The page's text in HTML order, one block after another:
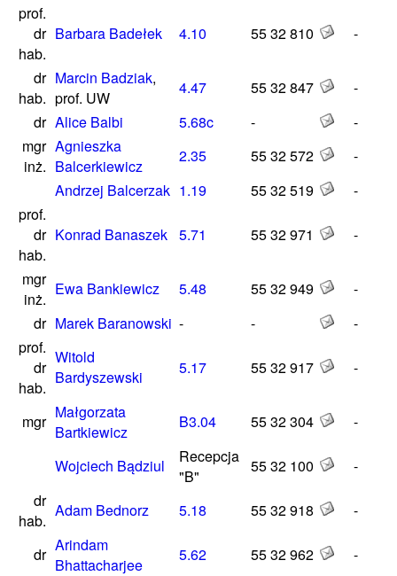
prof.
dr
hab.
Barbara Badełek 4.10 55 32 810 -
dr
hab.
Marcin Badziak,
prof. UW
4.47 55 32 847
-
dr Alice Balbi 5.68c -
-
mgr
inż.
Agnieszka
Balcerkiewicz
2.35 55 32 572
-
Andrzej Balcerzak 1.19 55 32 519
-
prof.
dr
hab.
Konrad Banaszek 5.71 55 32 971 -
mgr
inż.
Ewa Bankiewicz 5.48 55 32 949
-
dr Marek Baranowski - -
-
prof.
dr
hab.
Witold
Bardyszewski
5.17 55 32 917 -
mgr Małgorzata
Bartkiewicz
B3.04 55 32 304 -
Wojciech Bądziul
Recepcja
"B"
55 32 100
-
dr
hab.
Adam Bednorz 5.18 55 32 918 -
dr Arindam
Bhattacharjee
5.62 55 32 962 -